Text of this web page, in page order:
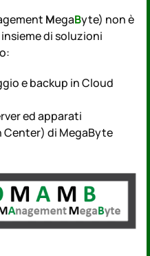
MegaByte) non è
di soluzioni
e backup in Cloud
ed apparati
Center) di MegaByte